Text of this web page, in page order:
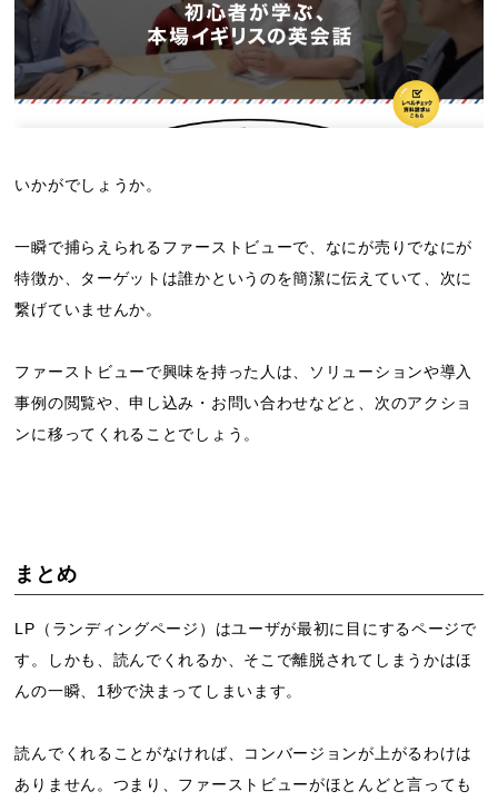
いかがでしょうか。
一瞬で捕らえられるファーストビューで、なにが売りでなにが
特徴か、ターゲットは誰かというのを簡潔に伝えていて、次に
繋げていませんか。
ファーストビューで興味を持った人は、ソリューションや導入
事例の閲覧や、申し込み・お問い合わせなどと、次のアクショ
ンに移ってくれることでしょう。
まとめ
LP（ランディングページ）はユーザが最初に目にするページで
す。しかも、読んでくれるか、そこで離脱されてしまうかはほ
んの一瞬、1秒で決まってしまいます。
読んでくれることがなければ、コンバージョンが上がるわけは
ありません。つまり、ファーストビューがほとんどと言っても